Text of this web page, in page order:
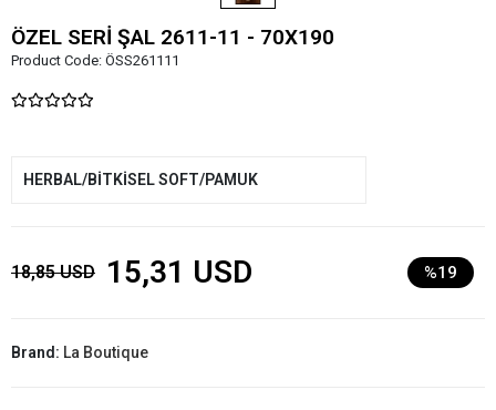
ÖZEL SERİ ŞAL 2611-11 - 70X190
Product Code: ÖSS261111
HERBAL/BİTKİSEL SOFT/PAMUK
18,85 USD 15,31 USD %19
Brand: La Boutique